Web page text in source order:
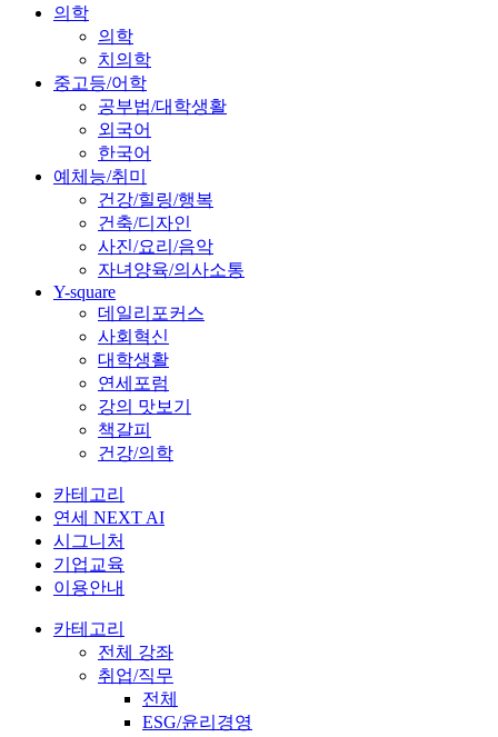
의학
의학
치의학
중고등/어학
공부법/대학생활
외국어
한국어
예체능/취미
건강/힐링/행복
건축/디자인
사진/요리/음악
자녀양육/의사소통
Y-square
데일리포커스
사회혁신
대학생활
연세포럼
강의 맛보기
책갈피
건강/의학
카테고리
연세 NEXT AI
시그니처
기업교육
이용안내
카테고리
전체 강좌
취업/직무
전체
ESG/윤리경영